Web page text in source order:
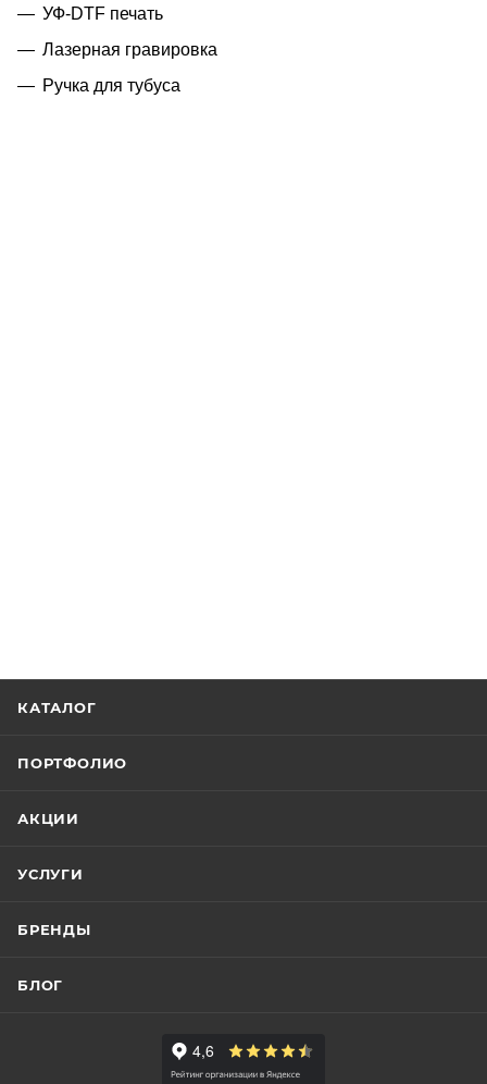
УФ-DTF печать
Лазерная гравировка
Ручка для тубуса
КАТАЛОГ
ПОРТФОЛИО
АКЦИИ
УСЛУГИ
БРЕНДЫ
БЛОГ